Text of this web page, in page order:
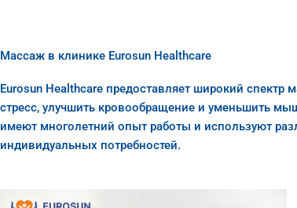
Массаж в клинике Eurosun Healthcare
Еurosun Healthcare предоставляет широкий спектр
стресс, улучшить кровообращение и уменьшить
имеют многолетний опыт работы и используют
индивидуальных потребностей.